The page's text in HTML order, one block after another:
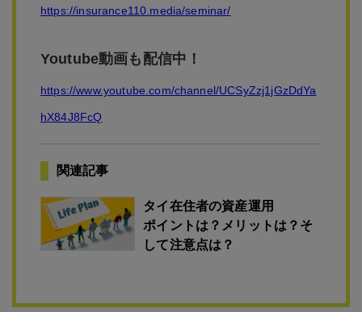
https://insurance110.media/seminar/
Youtube動画も配信中！
https://www.youtube.com/channel/UCSyZzj1jGzDdYa
hX84J8FcQ
関連記事
タイ在住者の資産運用
ポイントは？メリットは？そ
して注意点は？